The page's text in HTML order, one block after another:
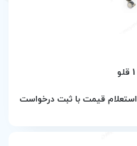
استعلام قیمت با ثبت درخواست